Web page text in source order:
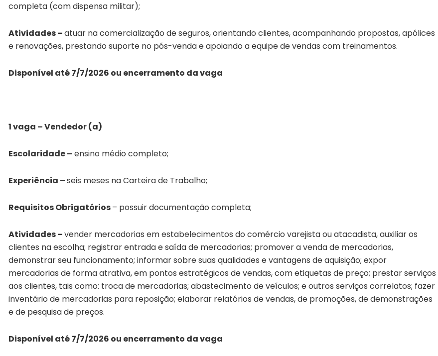
completa (com dispensa militar);
Atividades –atuar na comercialização de seguros, orientando clientes, acompanhando propostas, apólices
e renovações, prestando suporte no pós-venda e apoiando a equipe de vendas com treinamentos.
Disponível até 7/7/2026 ou encerramento da vaga
1 vaga – Vendedor (a)
Escolaridade – ensino médio completo;
Experiência –seis meses na Carteira de Trabalho;
Requisitos Obrigatórios– possuir documentação completa;
Atividades –vender mercadorias em estabelecimentos do comércio varejista ou atacadista, auxiliar os
clientes na escolha; registrar entrada e saída de mercadorias; promover a venda de mercadorias,
demonstrar seu funcionamento; informar sobre suas qualidades e vantagens de aquisição; expor
mercadorias de forma atrativa, em pontos estratégicos de vendas, com etiquetas de preço; prestar serviços
aos clientes, tais como: troca de mercadorias; abastecimento de veículos; e outros serviços correlatos; fazer
inventário de mercadorias para reposição; elaborar relatórios de vendas, de promoções, de demonstrações
e de pesquisa de preços.
Disponível até 7/7/2026 ou encerramento da vaga